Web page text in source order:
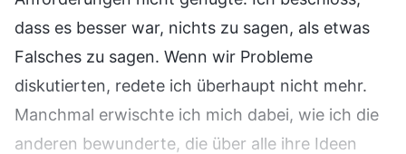
dass es besser war, nichts zu sagen, als etwas
Falsches zu sagen. Wenn wir Probleme
diskutierten, redete ich überhaupt nicht mehr.
Manchmal erwischte ich mich dabei, wie ich die
anderen bewunderte, die über alle ihre Ideen